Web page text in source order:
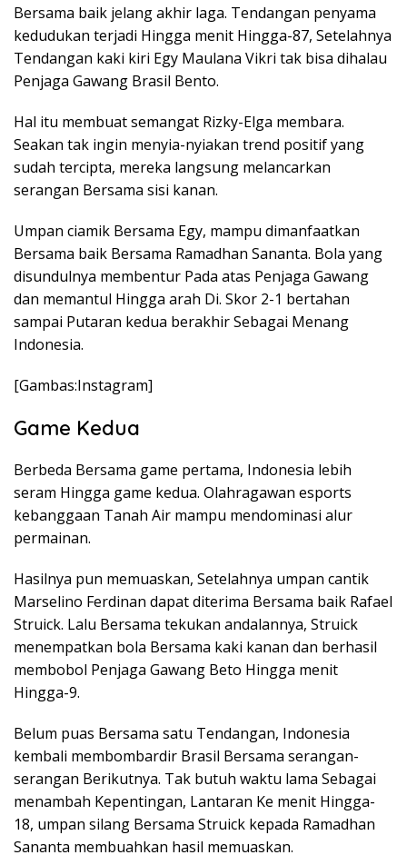
Bersama baik jelang akhir laga. Tendangan penyama
kedudukan terjadi Hingga menit Hingga-87, Setelahnya
Tendangan kaki kiri Egy Maulana Vikri tak bisa dihalau
Penjaga Gawang Brasil Bento.
Hal itu membuat semangat Rizky-Elga membara.
Seakan tak ingin menyia-nyiakan trend positif yang
sudah tercipta, mereka langsung melancarkan
serangan Bersama sisi kanan.
Umpan ciamik Bersama Egy, mampu dimanfaatkan
Bersama baik Bersama Ramadhan Sananta. Bola yang
disundulnya membentur Pada atas Penjaga Gawang
dan memantul Hingga arah Di. Skor 2-1 bertahan
sampai Putaran kedua berakhir Sebagai Menang
Indonesia.
[Gambas:Instagram]
Game Kedua
Berbeda Bersama game pertama, Indonesia lebih
seram Hingga game kedua. Olahragawan esports
kebanggaan Tanah Air mampu mendominasi alur
permainan.
Hasilnya pun memuaskan, Setelahnya umpan cantik
Marselino Ferdinan dapat diterima Bersama baik Rafael
Struick. Lalu Bersama tekukan andalannya, Struick
menempatkan bola Bersama kaki kanan dan berhasil
membobol Penjaga Gawang Beto Hingga menit
Hingga-9.
Belum puas Bersama satu Tendangan, Indonesia
kembali membombardir Brasil Bersama serangan-
serangan Berikutnya. Tak butuh waktu lama Sebagai
menambah Kepentingan, Lantaran Ke menit Hingga-
18, umpan silang Bersama Struick kepada Ramadhan
Sananta membuahkan hasil memuaskan.